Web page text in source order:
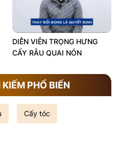
DIỄN VIÊN TRỌNG HƯNG
CẤY RÂU QUAI NÓN
PHỔ BIẾN
Cấy tóc